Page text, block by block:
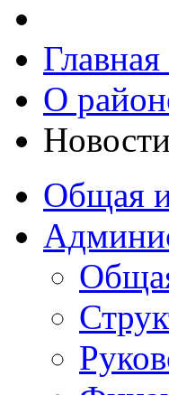
Главная
О
Новости
Общая